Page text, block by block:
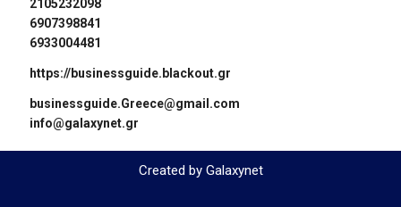
2105232098
6907398841
6933004481
https://businessguide.blackout.gr
businessguide.Greece@gmail.com
info@galaxynet.gr
Created by Galaxynet